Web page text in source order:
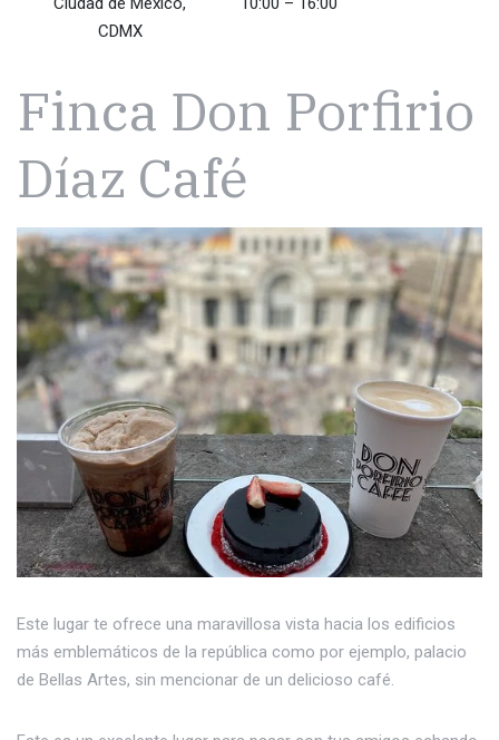
CDMX
Finca Don Porfirio
Díaz Café
Este lugar te ofrece una maravillosa vista hacia los edificios
más emblemáticos de la república como por ejemplo, palacio
de Bellas Artes, sin mencionar de un delicioso café.